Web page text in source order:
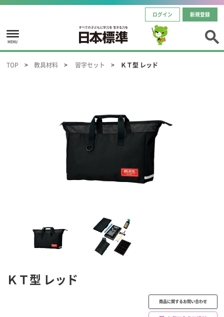
ログイン 新規登録
MENU
TOP 教具材料 習字セット ＫＴ型 レッド
ＫＴ型 レッド
商品に関するお問い合わせ